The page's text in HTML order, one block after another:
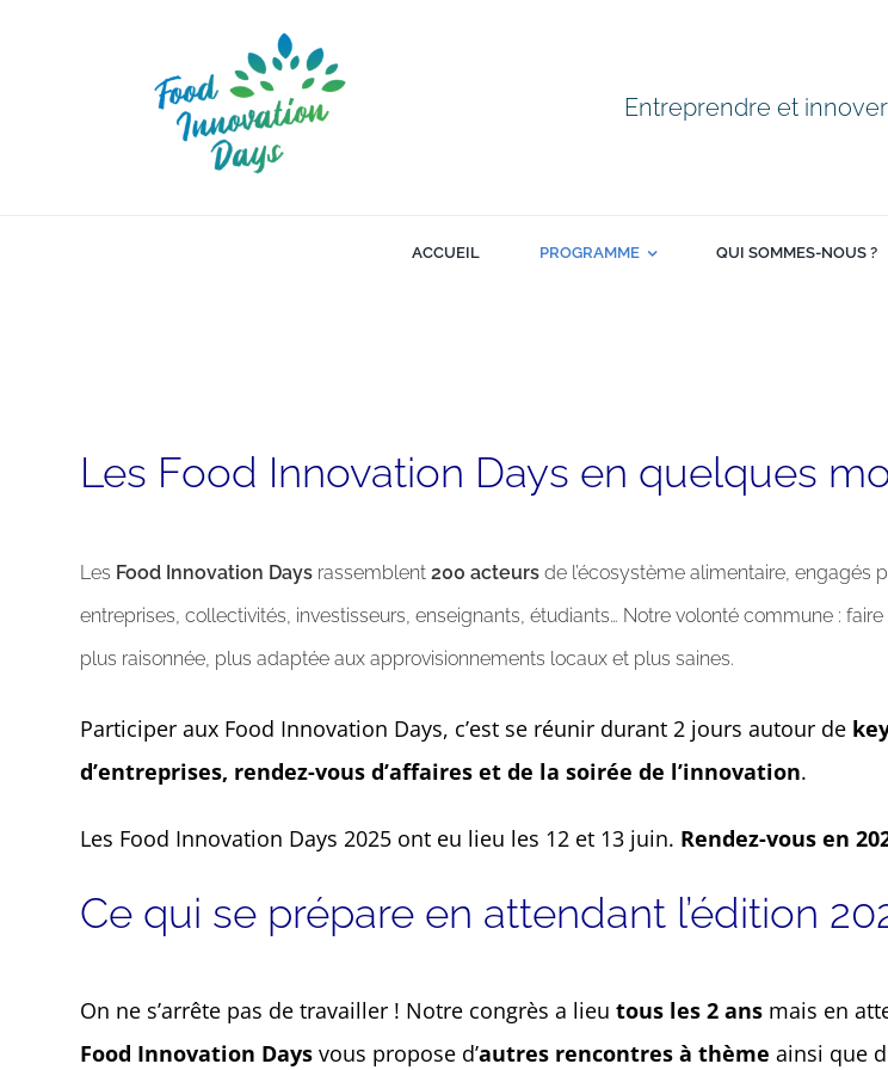
Entreprendre et
ACCUEIL PROGRAMME QUI SOMMES-NOUS ?
Les Food Innovation Days en quelques
Les Food Innovation Days rassemblent200 acteurs de l’écosystème alimentaire, engagés
entreprises, collectivités, investisseurs, enseignants, étudiants… Notre volonté commune :
plus raisonnée, plus adaptée aux approvisionnements locaux et plus saines.
Participer aux Food Innovation Days, c’est se réunir durant 2 jours autour de
d’entreprises, rendez-vous d’affaires et de la soirée de l’innovation.
Les Food Innovation Days 2025 ont eu lieu les 12 et 13 juin. Rendez-vous en
Ce qui se prépare en attendant l’édition
On ne s’arrête pas de travailler ! Notre congrès a lieutous les 2 ans mais en
Food Innovation Days vous propose d’autres rencontres à thème ainsi que